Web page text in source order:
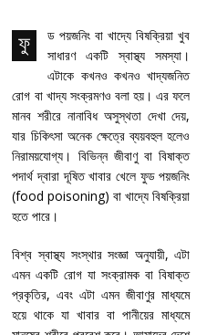
ফু
ড পয়জনিং বা খাদ্যে বিষক্রিয়া খুব
সাধারণ একটি স্বাস্থ্য সমস্যা।
এটাকে কখনও কখনও খাদ্যজনিত
রোগ বা খাদ্য সংক্রমণও বলা হয়। এর ফলে
মানব শরীরে নানাবিধ অসুস্থতা দেখা দেয়,
যার চিকিৎসা অনেক ক্ষেত্রে ব্যয়বহুল হলেও
নিরাময়যোগ্য। বিভিন্ন জীবাণু বা বিষাক্ত
পদার্থ দ্বারা দূষিত খাবার খেলে ফুড পয়জনিং
(food poisoning) বা খাদ্যে বিষক্রিয়া
হতে পারে।
বিশ্ব স্বাস্থ্য সংস্থার সংজ্ঞা অনুযায়ী, এটা
এমন একটি রোগ যা সংক্রামক বা বিষাক্ত
প্রকৃতির, এবং এটা এমন জীবাণুর মাধ্যমে
হয়ে থাকে যা খাবার বা পানীয়ের মাধ্যমে